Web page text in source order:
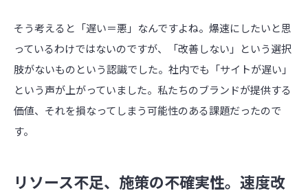
そう考えると「遅い＝悪」なんですよね。爆速にしたいと思
っているわけではないのですが、「改善しない」という選択
肢がないものという認識でした。社内でも「サイトが遅い」
という声が上がっていました。私たちのブランドが提供する
価値、それを損なってしまう可能性のある課題だったので
す。
リソース不足、施策の不確実性。速度改